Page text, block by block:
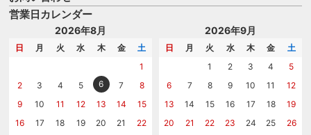
はじめての記念品選び
記念品工房の使い方
のし
メッセージカード
商品選びを相談する
名入れについて相談する
カタログを請求する
営業日カレンダー
2026年8月
日 月 火 水 木 金
土
1
2
3 4 5 6 7
8
9
10 11 12 13 14
15
16
17 18 19 20 21 22
2026年9月
日 月 火 水 木 金
土
1
2 3 4
5
6
7 8 9 10 11
12
13
14 15 16 17 18
19
20
21 22 23 24 25 26